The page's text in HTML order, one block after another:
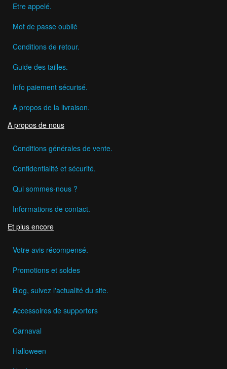
Etre appelé.
Mot de passe oublié
Conditions de retour.
Guide des tailles.
Info paiement sécurisé.
A propos de la livraison.
A propos de nous
Conditions générales de vente.
Confidentialité et sécurité.
Qui sommes-nous ?
Informations de contact.
Et plus encore
Votre avis récompensé.
Promotions et soldes
Blog, suivez l'actualité du site.
Accessoires de supporters
Carnaval
Halloween